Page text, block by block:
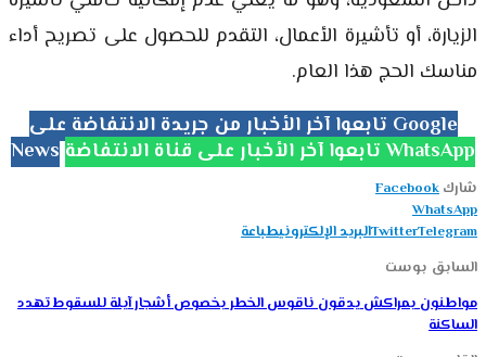
الزيارة، أو تأشيرة الأعمال، التقدم للحصول على تصريح أداء
مناسك الحج هذا العام.
تابعوا آخر الأخبار من جريدة الانتفاضة على Google
News
تابعوا آخر الأخبار على قناة الانتفاضة WhatsApp
شارك Facebook
WhatsApp
TwitterTelegram البريد الإلكترونيطباعة
السابق بوست
مواطنون بمراكش يدقون ناقوس الخطر بخصوص أشجار آيلة للسقوط تهدد
الساكنة